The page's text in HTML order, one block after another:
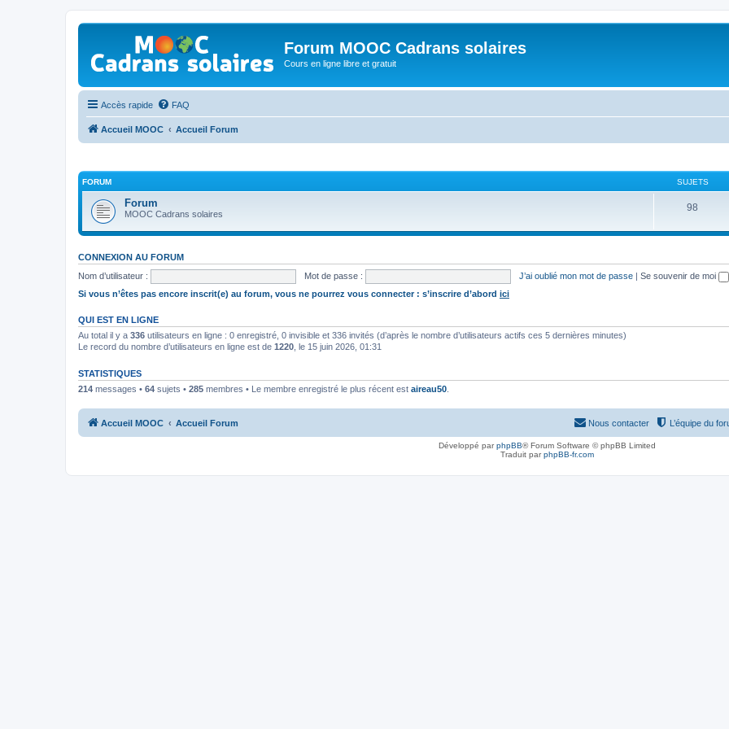
Forum MOOC Cadrans solaires
Cours en ligne libre et gratuit
Accès rapide FAQ
Accueil MOOC Accueil Forum
FORUM SUJETS
Forum
MOOC Cadrans solaires
98
CONNEXION AU FORUM
Nom d’utilisateur :
Mot de passe : J’ai oublié mon mot de passe | Se souvenir de moi
Si vous n’êtes pas encore inscrit(e) au forum, vous ne pourrez vous connecter : s’inscrire d’abord ici
QUI EST EN LIGNE
Au total il y a 336 utilisateurs en ligne : 0 enregistré, 0 invisible et 336 invités (d’après le nombre d’utilisateurs actifs ces 5 dernières minutes)
Le record du nombre d’utilisateurs en ligne est de 1220 , le 15 juin 2026, 01:31
STATISTIQUES
214 messages • 64 sujets • 285 membres • Le membre enregistré le plus récent est aireau50
Accueil MOOC Accueil Forum L’équipe du
Nous contacter
Développé parphpBB® Forum Software © phpBB Limited
Traduit parphpBB-fr.com